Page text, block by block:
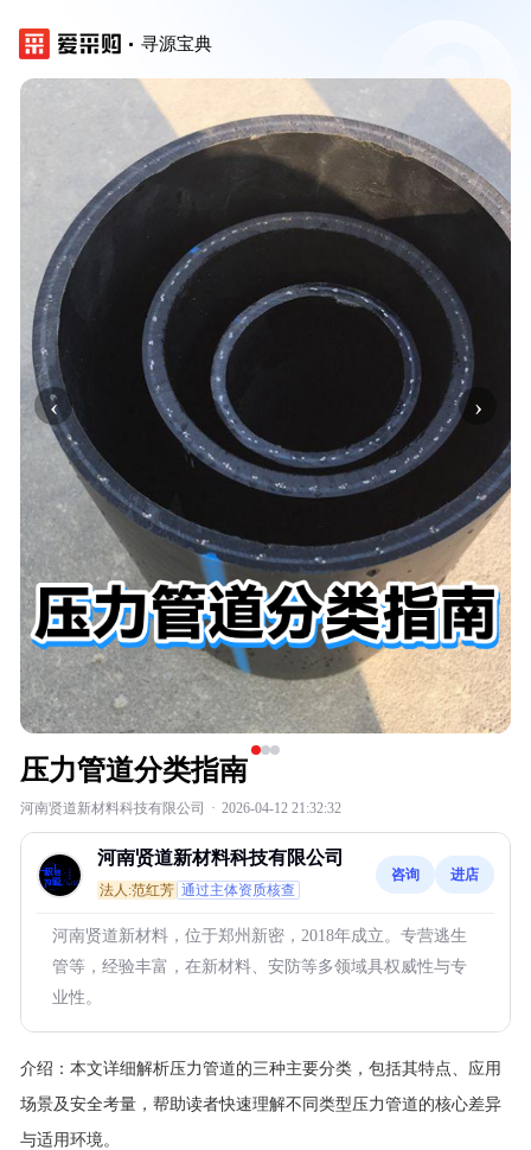
寻源宝典
‹ ›
压力管道分类指南
河南贤道新材料科技有限公司 · 2026-04-12 21:32:32
河南贤道新材料科技有限公司
法人:范红芳 通过主体资质核查
咨询 进店
河南贤道新材料，位于郑州新密，2018年成立。专营逃生
管等，经验丰富，在新材料、安防等多领域具权威性与专
业性。
介绍： 本文详细解析压力管道的三种主要分类，包括其特点、应用
场景及安全考量，帮助读者快速理解不同类型压力管道的核心差异
与适用环境。